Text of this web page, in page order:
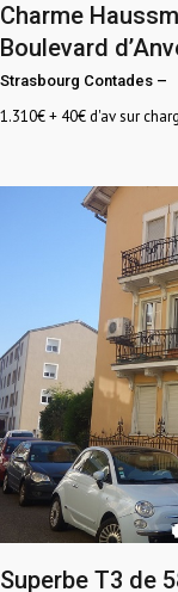
Charme
Boulevard
Strasbourg Contades –
1.310€ + 40€ d'av sur
Superbe T3 de